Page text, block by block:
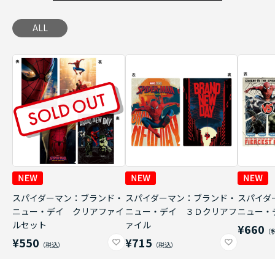
ALL
スパイダーマン：ブランド・
ニュー・デイ クリアファイ
ルセット
¥550
スパイダーマン：ブランド・
ニュー・デイ ３Ｄクリアフ
ァイル
¥715
スパイダ
ニュー
¥660